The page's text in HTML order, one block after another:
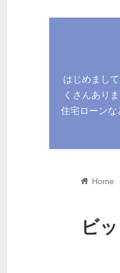
はじめまし
くさんあり
住宅ローン
home Home
ビ